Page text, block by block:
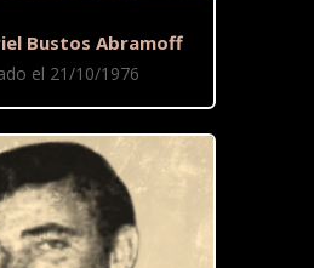
Bustos Abramoff
el 21/10/1976